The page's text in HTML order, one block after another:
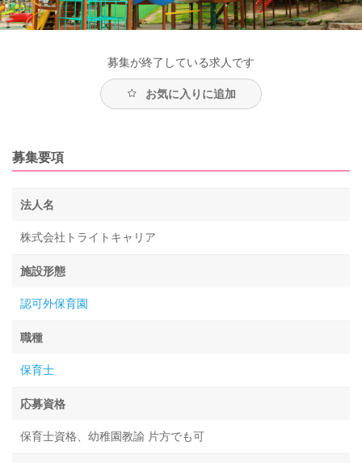
募集が終了している求人です
お気に入りに追加
募集要項
法人名
株式会社トライトキャリア
施設形態
認可外保育園
職種
保育士
応募資格
保育士資格、幼稚園教諭 片方でも可